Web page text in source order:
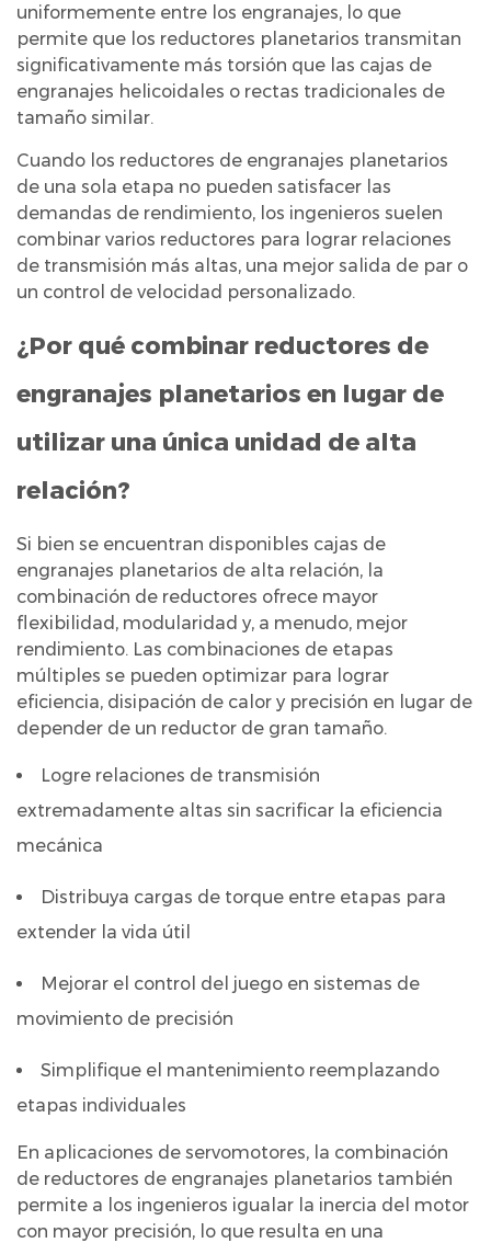
de
engranajes
planetarios
en
de
utilizar
una
única
unidad
alta
3
Métodos
para
reductores
de
engranajes
planetarios
3.1
Configuración
en
(reducción
en
varias
3.2
Sistemas
par
compartido
3.3
Disposiciones
diferenciales
o
compuestas
4
uniformemente entre los engranajes, lo que
permite que los reductores planetarios transmitan
significativamente más torsión que las cajas de
engranajes helicoidales o rectas tradicionales de
tamaño similar.
Cuando los reductores de engranajes planetarios
de una sola etapa no pueden satisfacer las
demandas de rendimiento, los ingenieros suelen
combinar varios reductores para lograr relaciones
de transmisión más altas, una mejor salida de par o
un control de velocidad personalizado.
¿Por qué combinar reductores de
engranajes planetarios en lugar de
utilizar una única unidad de alta
relación?
Si bien se encuentran disponibles cajas de
engranajes planetarios de alta relación, la
combinación de reductores ofrece mayor
flexibilidad, modularidad y, a menudo, mejor
rendimiento. Las combinaciones de etapas
múltiples se pueden optimizar para lograr
eficiencia, disipación de calor y precisión en lugar de
depender de un reductor de gran tamaño.
Logre relaciones de transmisión
extremadamente altas sin sacrificar la eficiencia
mecánica
Distribuya cargas de torque entre etapas para
extender la vida útil
Mejorar el control del juego en sistemas de
movimiento de precisión
Simplifique el mantenimiento reemplazando
etapas individuales
En aplicaciones de servomotores, la combinación
de reductores de engranajes planetarios también
permite a los ingenieros igualar la inercia del motor
con mayor precisión, lo que resulta en una